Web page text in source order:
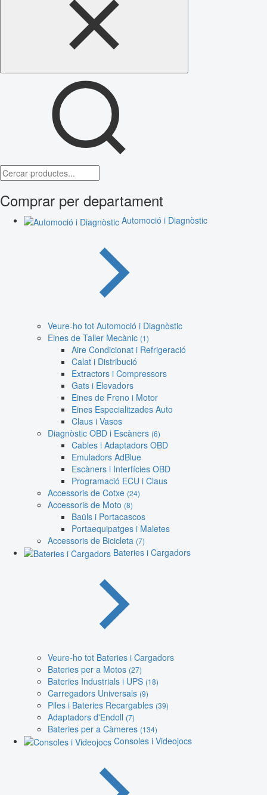
Comprar per departament
Automoció i Diagnòstic
Veure-ho tot Automoció i Diagnòstic
Eines de Taller Mecànic (1)
Aire Condicionat i Refrigeració
Calat i Distribució
Extractors i Compressors
Gats i Elevadors
Eines de Freno i Motor
Eines Especialitzades Auto
Claus i Vasos
Diagnòstic OBD i Escàners (6)
Cables i Adaptadors OBD
Emuladors AdBlue
Escàners i Interfícies OBD
Programació ECU i Claus
Accessoris de Cotxe (24)
Accessoris de Moto (8)
Baüls i Portacascos
Portaequipatges i Maletes
Accessoris de Bicicleta (7)
Bateries i Cargadors
Veure-ho tot Bateries i Cargadors
Bateries per a Motos (27)
Bateries Industrials i UPS (18)
Carregadors Universals (9)
Piles i Bateries Recargables (39)
Adaptadors d'Endoll (7)
Bateries per a Càmeres (134)
Consoles i Videojocs